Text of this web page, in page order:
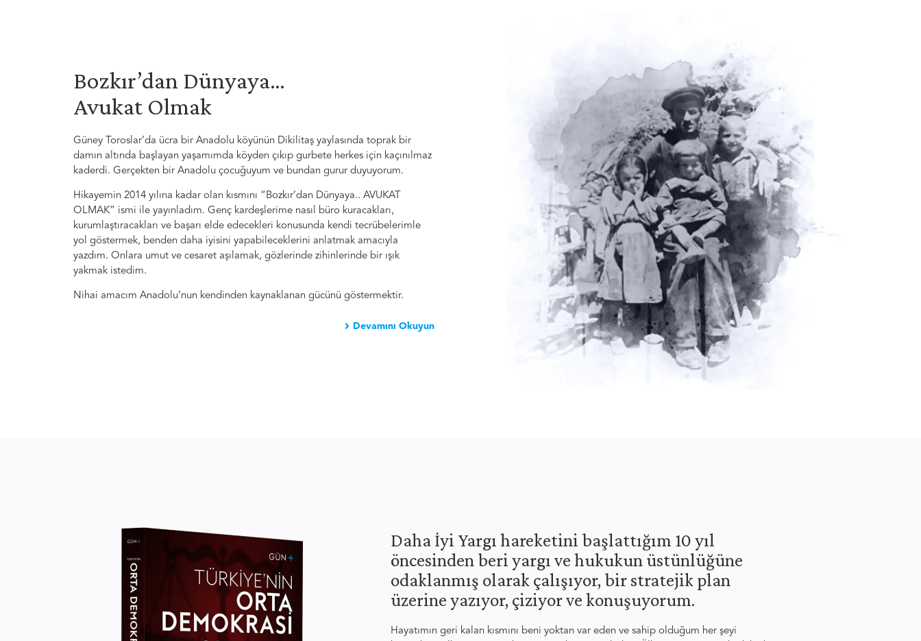
Bozkır’dan Dünyaya…
Avukat Olmak
Güney Toroslar’da ücra bir Anadolu köyünün Dikilitaş yaylasında toprak bir
damın altında başlayan yaşamımda köyden çıkıp gurbete herkes için kaçınılmaz
kaderdi. Gerçekten bir Anadolu çocuğuyum ve bundan gurur duyuyorum.
Hikayemin 2014 yılına kadar olan kısmını “Bozkır’dan Dünyaya.. AVUKAT
OLMAK” ismi ile yayınladım. Genç kardeşlerime nasıl büro kuracakları,
kurumlaştıracakları ve başarı elde edecekleri konusunda kendi tecrübelerimle
yol göstermek, benden daha iyisini yapabileceklerini anlatmak amacıyla
yazdım. Onlara umut ve cesaret aşılamak, gözlerinde zihinlerinde bir ışık
yakmak istedim.
Nihai amacım Anadolu’nun kendinden kaynaklanan gücünü göstermektir.
Devamını Okuyun
Daha İyi Yargı hareketini başlattığım 10 yıl
öncesinden beri yargı ve hukukun üstünlüğüne
odaklanmış olarak çalışıyor, bir stratejik plan
üzerine yazıyor, çiziyor ve konuşuyorum.
Hayatımın geri kalan kısmını beni yoktan var eden ve sahip olduğum her şeyi